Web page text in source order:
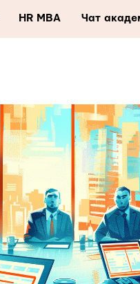
HR MBA Чат
по